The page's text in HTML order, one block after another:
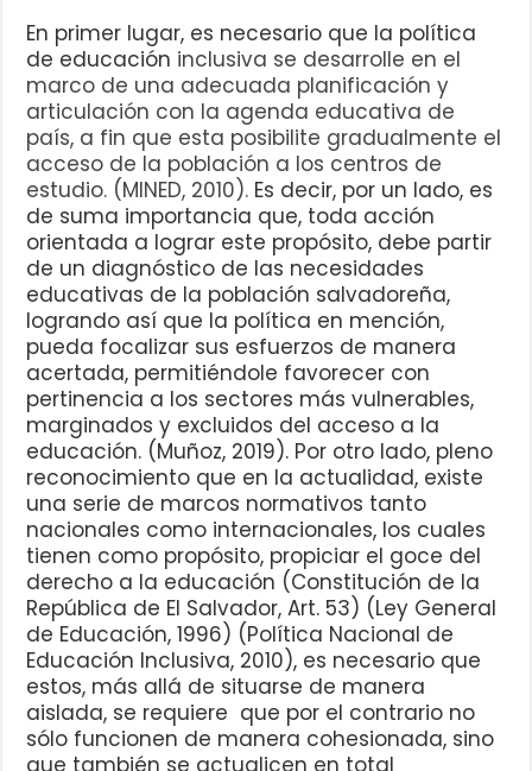
En primer lugar, es necesario que la política
de educación inclusiva se desarrolle en el
marco de una adecuada planificación y
articulación con la agenda educativa de
país, a fin que esta posibilite gradualmente el
acceso de la población a los centros de
estudio. (MINED, 2010). Es decir, por un lado, es
de suma importancia que, toda acción
orientada a lograr este propósito, debe partir
de un diagnóstico de las necesidades
educativas de la población salvadoreña,
logrando así que la política en mención,
pueda focalizar sus esfuerzos de manera
acertada, permitiéndole favorecer con
pertinencia a los sectores más vulnerables,
marginados y excluidos del acceso a la
educación. (Muñoz, 2019). Por otro lado, pleno
reconocimiento que en la actualidad, existe
una serie de marcos normativos tanto
nacionales como internacionales, los cuales
tienen como propósito, propiciar el goce del
derecho a la educación (Constitución de la
República de El Salvador, Art. 53) (Ley General
de Educación, 1996) (Política Nacional de
Educación Inclusiva, 2010), es necesario que
estos, más allá de situarse de manera
aislada, se requiere que por el contrario no
sólo funcionen de manera cohesionada, sino
que también se actualicen en total